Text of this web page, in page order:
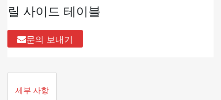
릴 사이드 테이블
문의 보내기
세부 사항